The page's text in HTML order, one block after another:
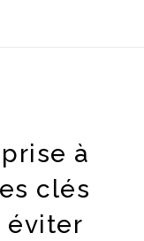
à
clés
éviter